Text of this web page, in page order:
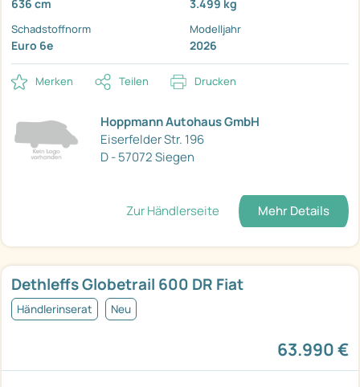
636 cm 3.499 kg
Schadstoffnorm
Euro 6e
Modelljahr
2026
Merken Teilen Drucken
Hoppmann Autohaus GmbH
Eiserfelder Str. 196
D - 57072 Siegen
Zur Händlerseite Mehr Details
Dethleffs Globetrail 600 DR Fiat
Händlerinserat Neu
63.990 €